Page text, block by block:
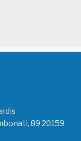
89 20159